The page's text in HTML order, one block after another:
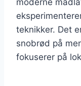
teknikker. Det
snobrød på
fokuserer på